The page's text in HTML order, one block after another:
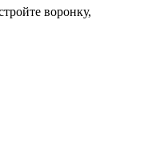
воронку,